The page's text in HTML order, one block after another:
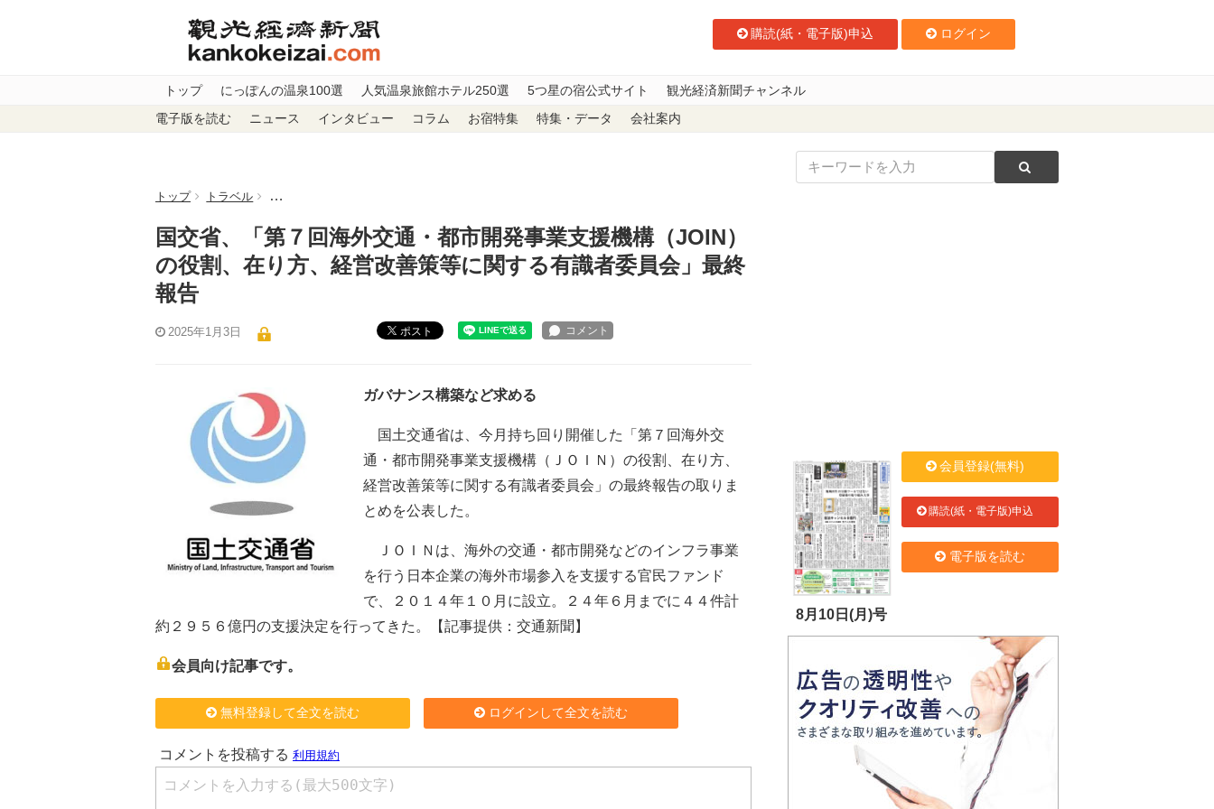
購読(紙・電子版)申込 ログイン
トップ にっぽんの温泉100選 人気温泉旅館ホテル250選 5つ星の宿公式サイト 観光経済新聞チャンネル
電子版を読む ニュース インタビュー コラム お宿特集 特集・データ 会社案内
トップ トラベル 国交省、「第７回海外交通・都市開発事業支援機構（JOIN）の役割、在り方、経営改善策等に関する有識者委員会」最終報告
国交省、「第７回海外交通・都市開発事業支援機構（JOIN）
の役割、在り方、経営改善策等に関する有識者委員会」最終
報告
2025年1月3日 ポスト
ガバナンス構築など求める
国土交通省は、今月持ち回り開催した「第７回海外交
通・都市開発事業支援機構（ＪＯＩＮ）の役割、在り方、
経営改善策等に関する有識者委員会」の最終報告の取りま
とめを公表した。
ＪＯＩＮは、海外の交通・都市開発などのインフラ事業
を行う日本企業の海外市場参入を支援する官民ファンド
で、２０１４年１０月に設立。２４年６月までに４４件計
約２９５６億円の支援決定を行ってきた。【記事提供：交通新聞】
会員向け記事です。
無料登録して全文を読む ログインして全文を読む
8月10日(月)号
会員登録(無料)
購読(紙・電子版)申込
電子版を読む